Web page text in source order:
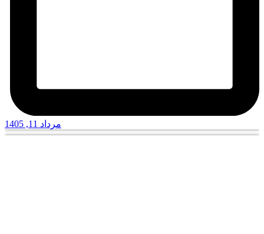
مرداد 11, 1405